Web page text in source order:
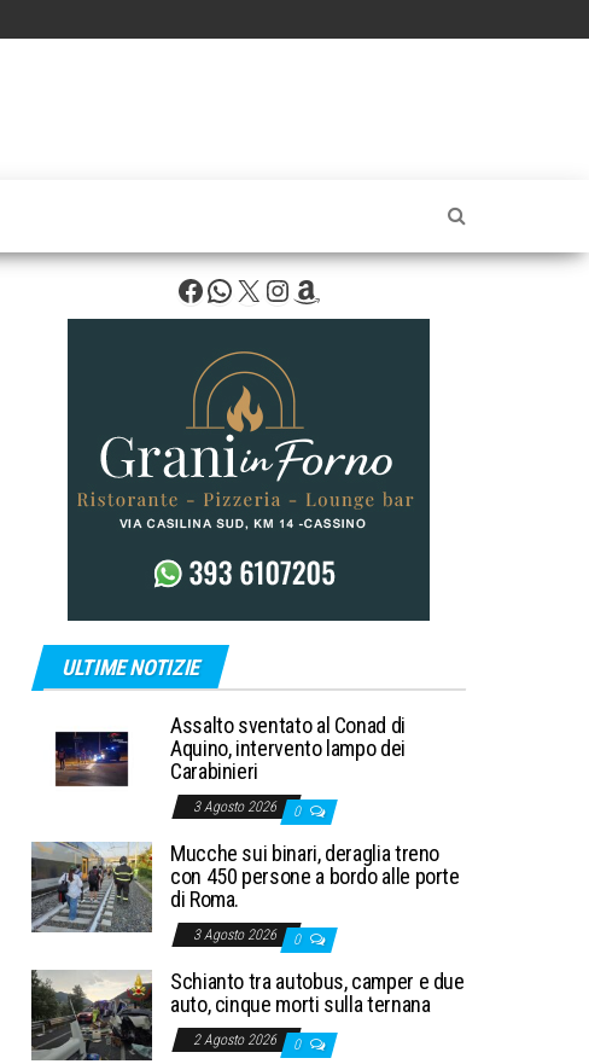
Facebook
WhatsApp
X Instagram
Amazon
ULTIME NOTIZIE
Assalto sventato al Conad di
Aquino, intervento lampo dei
Carabinieri
3 Agosto 2026 0
Mucche sui binari, deraglia treno
con 450 persone a bordo alle porte
di Roma.
3 Agosto 2026 0
Schianto tra autobus, camper e due
auto, cinque morti sulla ternana
2 Agosto 2026 0